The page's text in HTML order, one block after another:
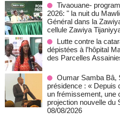
Tivaouane-
2026: " la nuit du
Général dans la
cellule Zawiya
Lutte contre la
dépistées à l’hôpital
des Parcelles
Oumar Samba Bâ,
présidence : « Depuis
un frémissement, une
projection nouvelle du
08/08/2026